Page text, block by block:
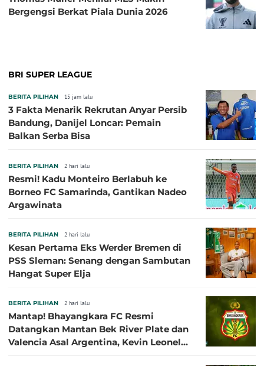
Bergengsi Berkat Piala Dunia 2026
BRI SUPER LEAGUE
BERITA PILIHAN 15 jam lalu
3 Fakta Menarik Rekrutan Anyar Persib
Bandung, Danijel Loncar: Pemain
Balkan Serba Bisa
BERITA PILIHAN 2 hari lalu
Resmi! Kadu Monteiro Berlabuh ke
Borneo FC Samarinda, Gantikan Nadeo
Argawinata
BERITA PILIHAN 2 hari lalu
Kesan Pertama Eks Werder Bremen di
PSS Sleman: Senang dengan Sambutan
Hangat Super Elja
BERITA PILIHAN 2 hari lalu
Mantap! Bhayangkara FC Resmi
Datangkan Mantan Bek River Plate dan
Valencia Asal Argentina, Kevin Leonel